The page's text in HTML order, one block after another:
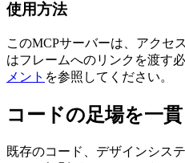
使用方法
このMCPサーバーは、アクセ
はフレームへのリンクを渡す
メント を参照してください。
コードの足場を一
既存のコード、デザインシス